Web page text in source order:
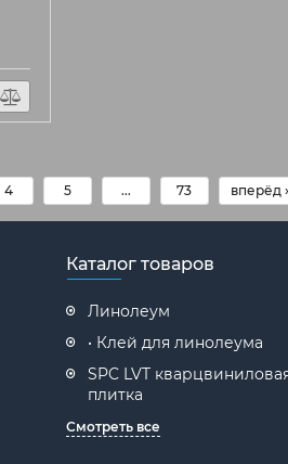
4 5 ... 73 вперёд
Каталог товаров
Линолеум
• Клей для линолеума
SPC LVT
плитка
Смотреть все